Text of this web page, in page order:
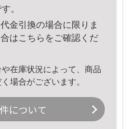
。
金引換の場合に限りま
はこちら をご確認くだ
在庫状況によって、商品
場合がございます。
について